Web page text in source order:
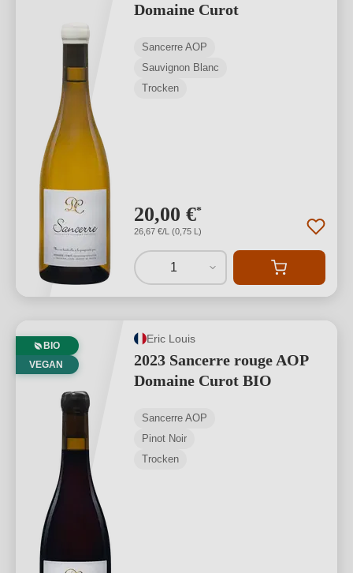
Domaine Curot
Sancerre AOP
Sauvignon Blanc
Trocken
20,00 €*
26,67 €/L (0,75 L)
1
BIO
VEGAN
Eric Louis
2023 Sancerre rouge AOP
Domaine Curot BIO
Sancerre AOP
Pinot Noir
Trocken